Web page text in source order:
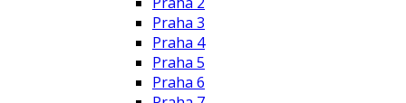
Praha 3
Praha 4
Praha 5
Praha 6